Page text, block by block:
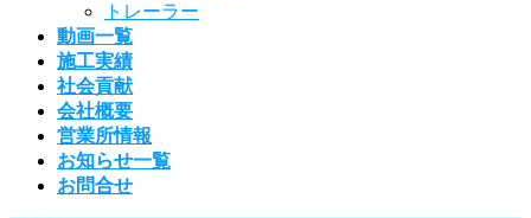
トレーラー
動画一覧
施工実績
社会貢献
会社概要
営業所情報
お知らせ一覧
お問合せ